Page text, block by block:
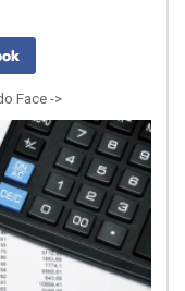
Face ->